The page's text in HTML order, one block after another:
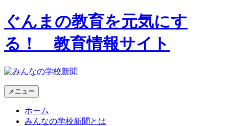
ぐんまの教育を元気にす
る！ 教育情報サイト
メニュー
ホーム
みんなの学校新聞とは